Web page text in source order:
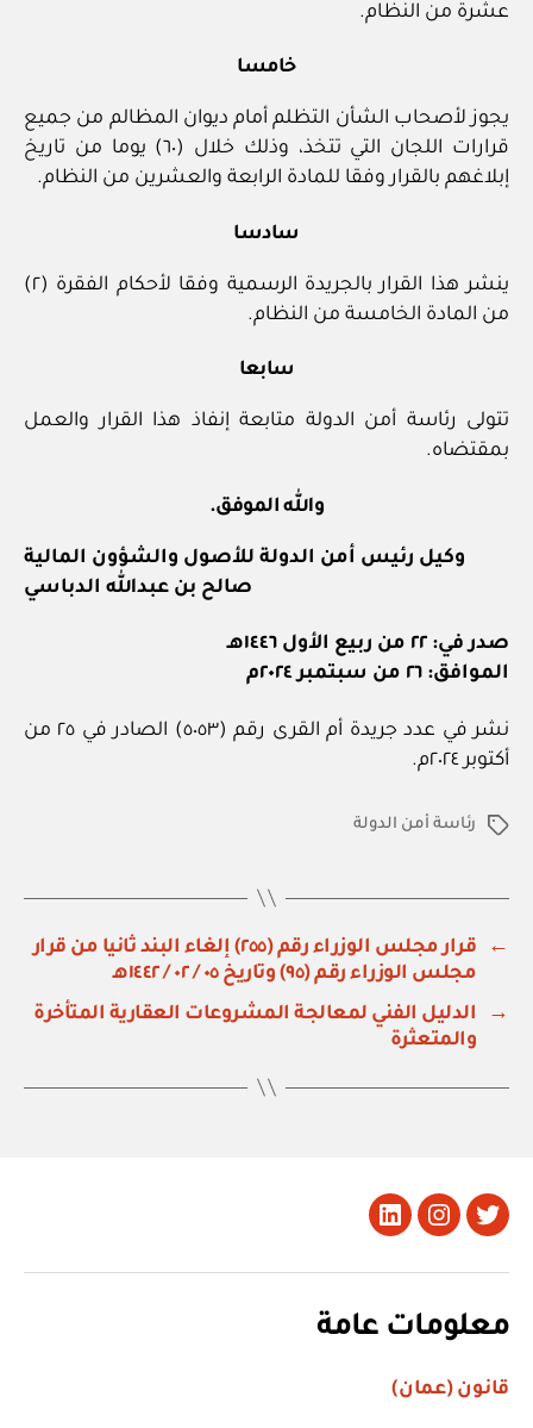
عشرة من النظام.
خامسا
يجوز لأصحاب الشأن التظلم أمام ديوان المظالم من جميع
قرارات اللجان التي تتخذ، وذلك خلال (٦٠) يوما من تاريخ
إبلاغهم بالقرار وفقا للمادة الرابعة والعشرين من النظام.
سادسا
ينشر هذا القرار بالجريدة الرسمية وفقا لأحكام الفقرة (٢)
من المادة الخامسة من النظام.
سابعا
تتولى رئاسة أمن الدولة متابعة إنفاذ هذا القرار والعمل
بمقتضاه.
والله الموفق.
وكيل رئيس أمن الدولة للأصول والشؤون المالية
صالح بن عبدالله الدباسي
صدر في: ٢٢ من ربيع الأول ١٤٤٦هـ
الموافق: ٢٦ من سبتمبر ٢٠٢٤م
نشر في عدد جريدة أم القرى رقم (٥٠٥٣) الصادر في ٢٥ من
أكتوبر ٢٠٢٤م.
الوسومرئاسة أمن الدولة
←
قرار مجلس الوزراء رقم (٢٥٥) إلغاء البند ثانيا من قرار
مجلس الوزراء رقم (٩٥) وتاريخ ٠٥ / ٠٢ / ١٤٤٢هـ
→
الدليل الفني لمعالجة المشروعات العقارية المتأخرة
والمتعثرة
تويتر Instagram
LinkedIn
معلومات عامة
قانون (عمان)